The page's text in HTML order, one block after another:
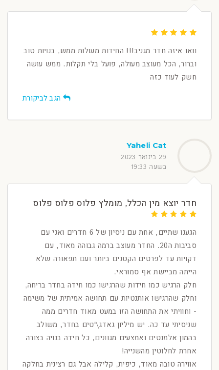
וואו איזה חדר מגניב!!! החידות מעולות ממש, בנויות טוב
וברור, הכל מעוצב מעולה, פועל בלי תקלות. ממש עושה
חשק לעוד כזה
הגב לביקורת
Yaheli Cat
29 בינואר 2023
בשעה 19:33
חדר יוצא מין הכלל, מומלץ פלוס פלוס פלוס
הגענו שתיים, אחת עם ניסיון של 6 חדרים ואני עם
סביבות ה20. החדר מעוצב ברמה גבוהה מאוד, עם
דקויות עד לפרטים הקטנים ביותר ועם תפאורה שלא
הייתה מביישת אף סמוראי.
חלק הרגיש כמו חידות שהרגישו כמו חידה בחדר בריחה,
וחלק שהרגישו אותנטיות עם תחושה אמיתית של משימה
- וחוויתי את התחושה הזו במעט מאוד חדרים ממה
שניסיתי עד כה. יש מיליון גאדג\'טים בחדר, משולב
בהמון אלמנטים ואמצעים מגוונים, כל חידה בנויה בצורה
אחרת לחלוטין מהשנייה!
אווירה טובה מאוד, כיפית, קלילה אבל גם רצינית בחלקה